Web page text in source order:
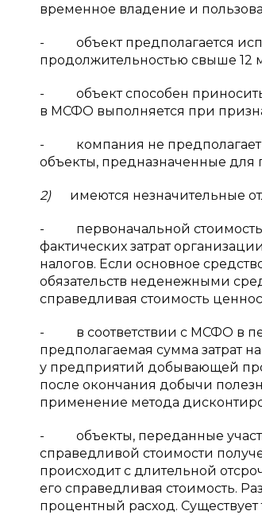
временное владение и
- объект предполагается
продолжительностью свыше 12
- объект способен приносить
в МСФО выполняется при
- компания не предполагает
объекты, предназначенные для
2) имеются незначительные
- первоначальной стоимостью
фактических затрат
налогов. Если основное
обязательств неденежными
справедливая стоимость
- в соответствии с МСФО в
предполагаемая сумма затрат
у предприятий добывающей
после окончания добычи
применение метода
- объекты, переданные
справедливой стоимости
происходит с длительной
его справедливая стоимость.
процентный расход.